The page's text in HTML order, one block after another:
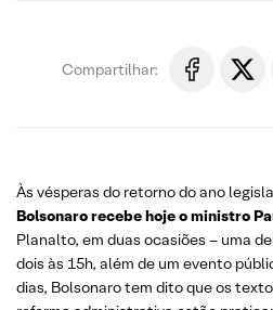
Compartilhar:
Às vésperas do retorno do ano
Bolsonaro recebe hoje o ministro
Planalto, em duas ocasiões – uma
dois às 15h, além de um evento
dias, Bolsonaro tem dito que os